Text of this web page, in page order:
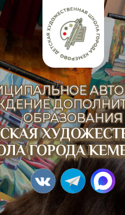
ОБРАЗОВАНИЯ
ГОРОДА